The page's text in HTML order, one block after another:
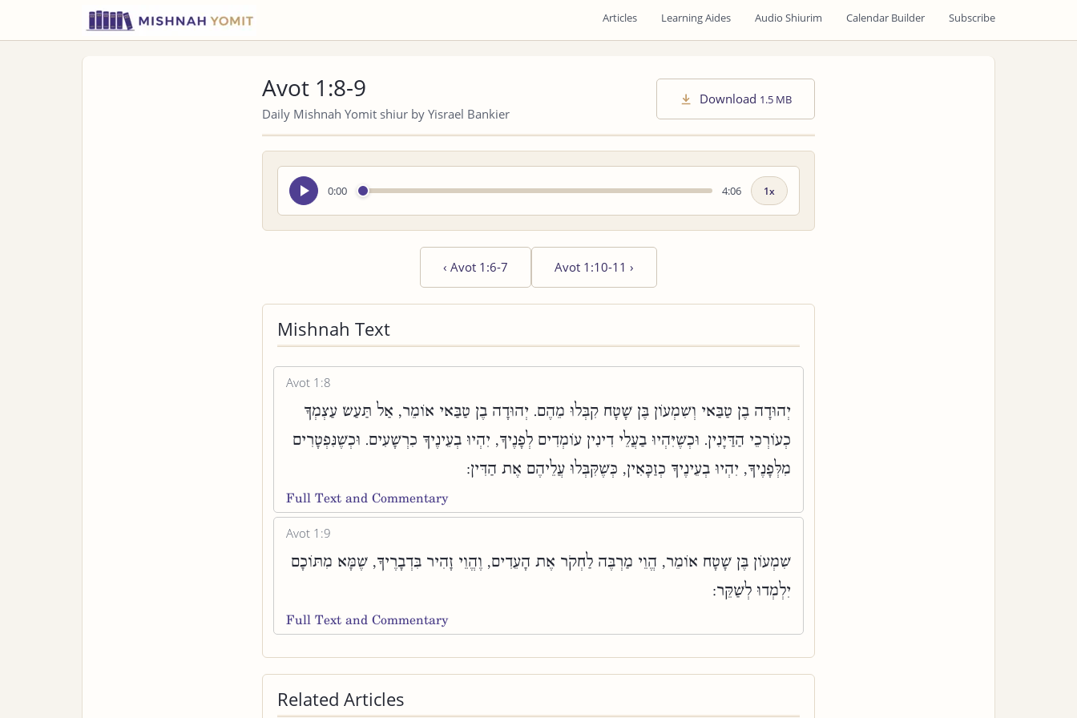
Articles Learning Aides Audio Shiurim Calendar Builder Subscribe
Avot 1:8-9
Daily Mishnah Yomit shiur by Yisrael Bankier
Download 1.5 MB
0:00
Seek
audio
4:06
Playback
‹ Avot 1:6-7 Avot 1:10-11 ›
Mishnah Text
Avot 1:8
יְהוּדָה בֶן טַבַּאי וְשִׁמְעוֹן בֶּן שָׁטָח קִבְּלוּ מֵהֶם. יְהוּדָה בֶן טַבַּאי אוֹמֵר, אַל תַּעַשׂ עַצְמְךָ
כְעוֹרְכֵי הַדַּיָּנִין. וּכְשֶׁיִּהְיוּ בַעֲלֵי דִינִין עוֹמְדִים לְפָנֶיךָ, יִהְיוּ בְעֵינֶיךָ כִרְשָׁעִים. וּכְשֶׁנִּפְטָרִים
מִלְּפָנֶיךָ, יִהְיוּ בְעֵינֶיךָ כְזַכָּאִין, כְּשֶׁקִּבְּלוּ עֲלֵיהֶם אֶת הַדִּין:
Full Text and Commentary
Avot 1:9
שִׁמְעוֹן בֶּן שָׁטָח אוֹמֵר, הֱוֵי מַרְבֶּה לַחְקֹר אֶת הָעֵדִים, וֶהֱוֵי זָהִיר בִּדְבָרֶיךָ, שֶׁמָּא מִתּוֹכָם
יִלְמְדוּ לְשַׁקֵּר:
Full Text and Commentary
Related Articles